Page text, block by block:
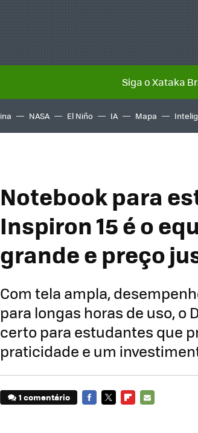
Siga o Xataka
NASA El Niño IA Mapa
Notebook para
Inspiron 15 é o
grande e preço
Com tela ampla,
para longas horas de uso, o
certo para estudantes que
praticidade e um
1 comentário